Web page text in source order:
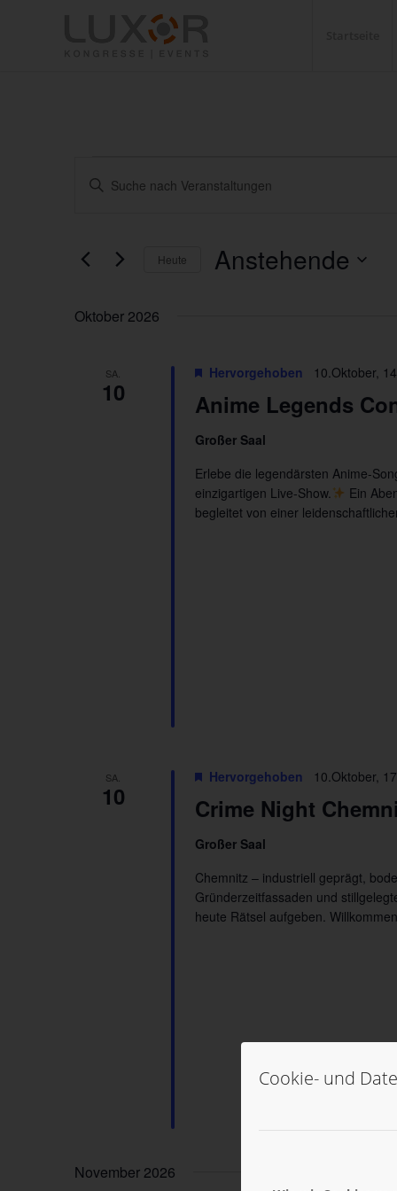
Cookie- und
Veranstaltungen
Veranstaltungen
Suche
Ansichten,
Navigation
Bitte
nach
Heute Anstehende
Oktober 2026
SA.
10 Anime Legends
Hervorgehoben 10.Oktober,
Großer Saal
Erlebe die legendärsten Anime-
einzigartigen Live-Show.
Ein
begleitet von einer
SA.
10 Crime Night
Hervorgehoben 10.Oktober,
Großer Saal
Chemnitz – industriell geprägt,
Gründerzeitfassaden und
heute Rätsel aufgeben.
November 2026